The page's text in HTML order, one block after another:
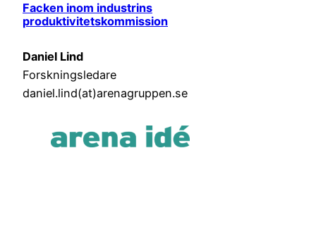
Facken inom industrins
produktivitetskommission
Daniel Lind
Forskningsledare
daniel.lind(at)arenagruppen.se